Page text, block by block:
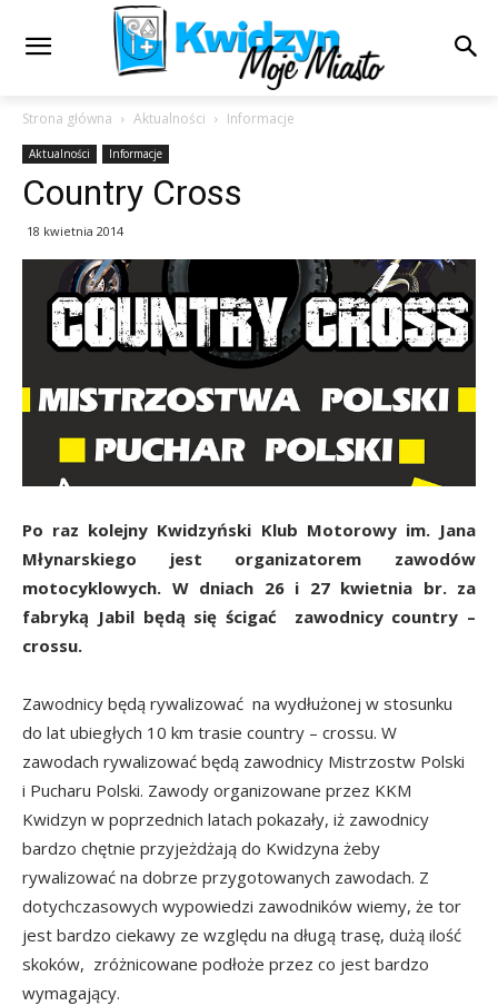
Strona główna Aktualności Informacje
Aktualności Informacje
Country Cross
18 kwietnia 2014
Po raz kolejny Kwidzyński Klub Motorowy im. Jana
Młynarskiego jest organizatorem zawodów
motocyklowych. W dniach 26 i 27 kwietnia br. za
fabryką Jabil będą się ścigać zawodnicy country –
crossu.
Zawodnicy będą rywalizować na wydłużonej w stosunku
do lat ubiegłych 10 km trasie country – crossu. W
zawodach rywalizować będą zawodnicy Mistrzostw Polski
i Pucharu Polski. Zawody organizowane przez KKM
Kwidzyn w poprzednich latach pokazały, iż zawodnicy
bardzo chętnie przyjeżdżają do Kwidzyna żeby
rywalizować na dobrze przygotowanych zawodach. Z
dotychczasowych wypowiedzi zawodników wiemy, że tor
jest bardzo ciekawy ze względu na długą trasę, dużą ilość
skoków, zróżnicowane podłoże przez co jest bardzo
wymagający.